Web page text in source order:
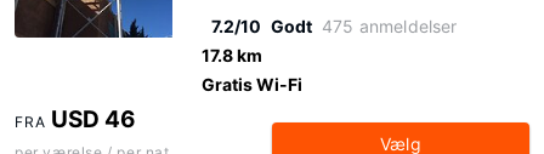
7.2/10 Godt 475 anmeldelser
17.8 km
Gratis Wi-Fi
FRA USD 46
Vælg